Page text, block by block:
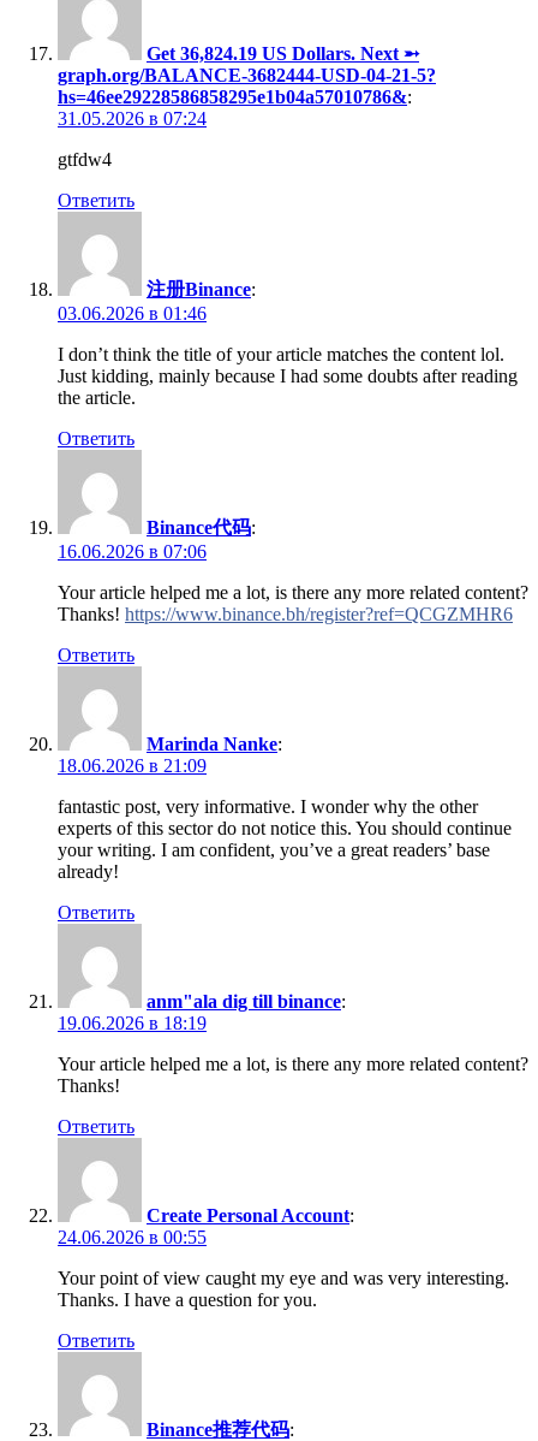
Get 36,824.19 US Dollars. Next ➵
graph.org/BALANCE-3682444-USD-04-21-5?
hs=46ee29228586858295e1b04a57010786&:
31.05.2026 в 07:24
gtfdw4
Ответить
注册Binance:
03.06.2026 в 01:46
I don’t think the title of your article matches the content lol.
Just kidding, mainly because I had some doubts after reading
the article.
Ответить
Binance代码:
16.06.2026 в 07:06
Your article helped me a lot, is there any more related content?
Thanks! https://www.binance.bh/register?ref=QCGZMHR6
Ответить
Marinda Nanke:
18.06.2026 в 21:09
fantastic post, very informative. I wonder why the other
experts of this sector do not notice this. You should continue
your writing. I am confident, you’ve a great readers’ base
already!
Ответить
anm"ala dig till binance:
19.06.2026 в 18:19
Your article helped me a lot, is there any more related content?
Thanks!
Ответить
Create Personal Account:
24.06.2026 в 00:55
Your point of view caught my eye and was very interesting.
Thanks. I have a question for you.
Ответить
Binance推荐代码: